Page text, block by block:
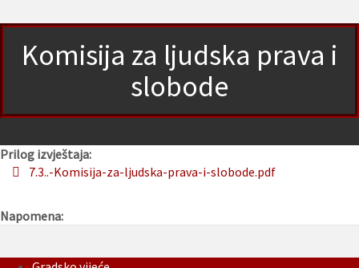
Komisija za ljudska prava i
slobode
Prilog izvještaja:
7.3..-Komisija-za-ljudska-prava-i-slobode.pdf
Napomena: